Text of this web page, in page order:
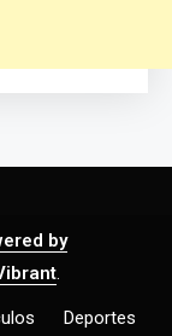
by
Deportes